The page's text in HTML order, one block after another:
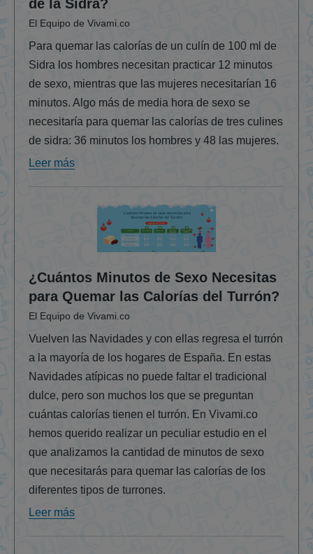
de la Sidra?
El Equipo de Vivami.co
Para quemar las calorías de un culín de 100 ml de
Sidra los hombres necesitan practicar 12 minutos
de sexo, mientras que las mujeres necesitarían 16
minutos. Algo más de media hora de sexo se
necesitaría para quemar las calorías de tres culines
de sidra: 36 minutos los hombres y 48 las mujeres.
Leer más
¿Cuántos Minutos de Sexo Necesitas
para Quemar las Calorías del Turrón?
El Equipo de Vivami.co
Vuelven las Navidades y con ellas regresa el turrón
a la mayoría de los hogares de España. En estas
Navidades atípicas no puede faltar el tradicional
dulce, pero son muchos los que se preguntan
cuántas calorías tienen el turrón. En Vivami.co
hemos querido realizar un peculiar estudio en el
que analizamos la cantidad de minutos de sexo
que necesitarás para quemar las calorías de los
diferentes tipos de turrones.
Leer más